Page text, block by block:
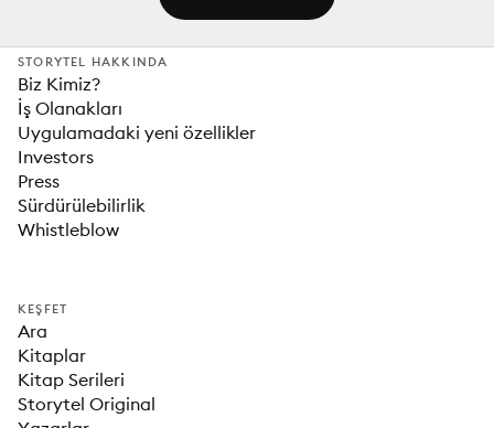
STORYTEL HAKKINDA
Biz Kimiz?
İş Olanakları
Uygulamadaki yeni özellikler
Investors
Press
Sürdürülebilirlik
Whistleblow
KEŞFET
Ara
Kitaplar
Kitap Serileri
Storytel Original